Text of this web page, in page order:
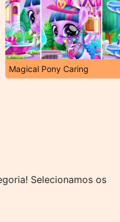
Magical Pony Caring
Selecionamos os